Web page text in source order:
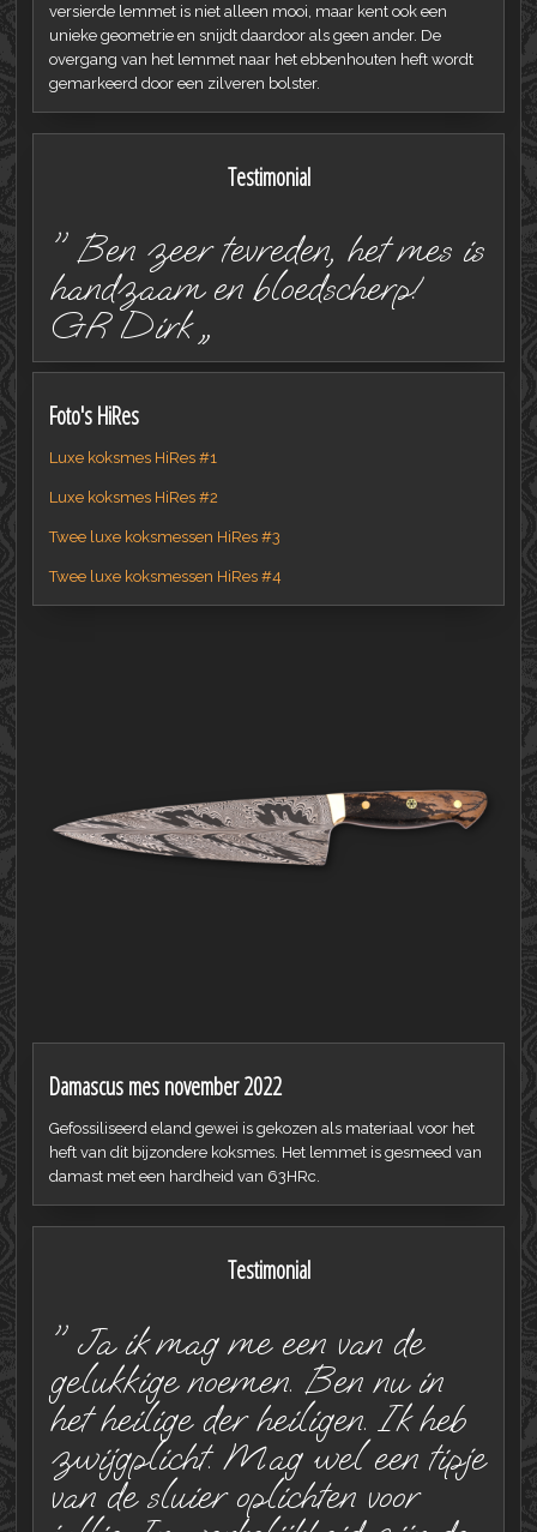
versierde lemmet is niet alleen mooi, maar kent ook een
unieke geometrie en snijdt daardoor als geen ander. De
overgang van het lemmet naar het ebbenhouten heft wordt
gemarkeerd door een zilveren bolster.
Testimonial
" Ben zeer tevreden, het mes is
handzaam en bloedscherp!
GR Dirk „
Foto's HiRes
Luxe koksmes HiRes #1
Luxe koksmes HiRes #2
Twee luxe koksmessen HiRes #3
Twee luxe koksmessen HiRes #4
Damascus mes november 2022
Gefossiliseerd eland gewei is gekozen als materiaal voor het
heft van dit bijzondere koksmes. Het lemmet is gesmeed van
damast met een hardheid van 63HRc.
Testimonial
" Ja ik mag me een van de
gelukkige noemen. Ben nu in
het heilige der heiligen. Ik heb
zwijgplicht. Mag wel een tipje
van de sluier oplichten voor